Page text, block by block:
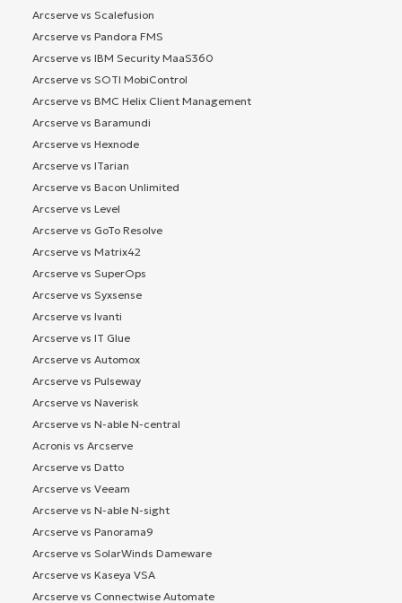
Arcserve vs Scalefusion
Arcserve vs Pandora FMS
Arcserve vs IBM Security MaaS360
Arcserve vs SOTI MobiControl
Arcserve vs BMC Helix Client Management
Arcserve vs Baramundi
Arcserve vs Hexnode
Arcserve vs ITarian
Arcserve vs Bacon Unlimited
Arcserve vs Level
Arcserve vs GoTo Resolve
Arcserve vs Matrix42
Arcserve vs SuperOps
Arcserve vs Syxsense
Arcserve vs Ivanti
Arcserve vs IT Glue
Arcserve vs Automox
Arcserve vs Pulseway
Arcserve vs Naverisk
Arcserve vs N-able N-central
Acronis vs Arcserve
Arcserve vs Datto
Arcserve vs Veeam
Arcserve vs N-able N-sight
Arcserve vs Panorama9
Arcserve vs SolarWinds Dameware
Arcserve vs Kaseya VSA
Arcserve vs Connectwise Automate